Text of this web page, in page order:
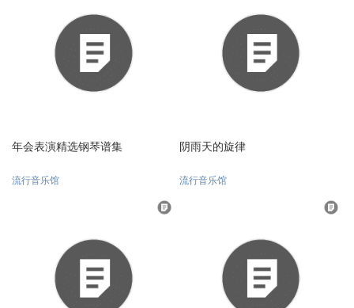
年会表演精选钢琴谱集
流行音乐馆
阴雨天的旋律
流行音乐馆